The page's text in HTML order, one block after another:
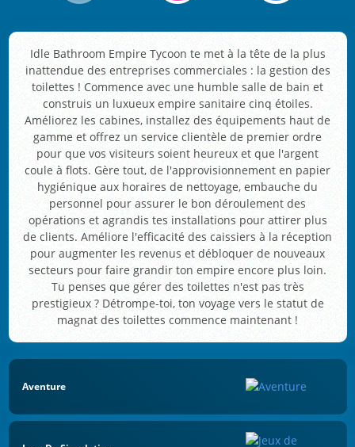
Idle Bathroom Empire Tycoon te met à la tête de la plus
inattendue des entreprises commerciales : la gestion des
toilettes ! Commence avec une humble salle de bain et
construis un luxueux empire sanitaire cinq étoiles.
Améliorez les cabines, installez des équipements haut de
gamme et offrez un service clientèle de premier ordre
pour que vos visiteurs soient heureux et que l'argent
coule à flots. Gère tout, de l'approvisionnement en papier
hygiénique aux horaires de nettoyage, embauche du
personnel pour assurer le bon déroulement des
opérations et agrandis tes installations pour attirer plus
de clients. Améliore l'efficacité des caissiers à la réception
pour augmenter les revenus et débloquer de nouveaux
secteurs pour faire grandir ton empire encore plus loin.
Tu penses que gérer des toilettes n'est pas très
prestigieux ? Détrompe-toi, ton voyage vers le statut de
magnat des toilettes commence maintenant !
Aventure